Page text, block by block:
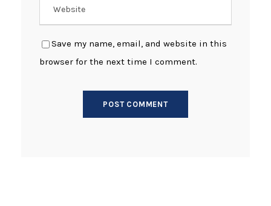
Save my name, email, and website in this
browser for the next time I comment.